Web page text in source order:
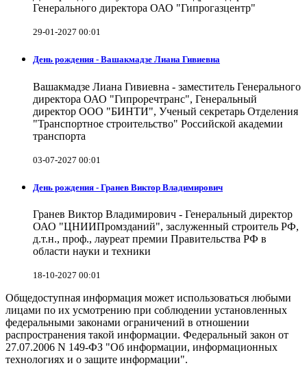
Генерального директора ОАО "Гипрогазцентр"
29-01-2027 00:01
День рождения - Вашакмадзе Лиана Гивиевна
Вашакмадзе Лиана Гивиевна - заместитель Генерального
директора ОАО "Гипроречтранс", Генеральный
директор ООО "БИНТИ", Ученый секретарь Отделения
"Транспортное строительство" Российской академии
транспорта
03-07-2027 00:01
День рождения - Гранев Виктор Владимирович
Гранев Виктор Владимирович - Генеральный директор
ОАО "ЦНИИПромзданий", заслуженный строитель РФ,
д.т.н., проф., лауреат премии Правительства РФ в
области науки и техники
18-10-2027 00:01
Общедоступная информация может использоваться любыми
лицами по их усмотрению при соблюдении установленных
федеральными законами ограничений в отношении
распространения такой информации. Федеральный закон от
27.07.2006 N 149-ФЗ "Об информации, информационных
технологиях и о защите информации".